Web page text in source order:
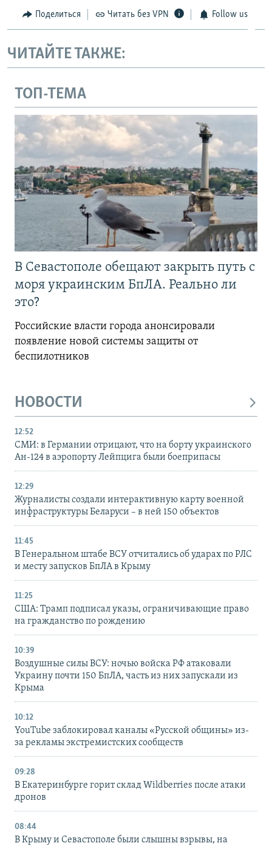
Поделиться Читать без VPN Follow us
ЧИТАЙТЕ ТАКЖЕ:
ТОП-ТЕМА
В Севастополе обещают закрыть путь с
моря украинским БпЛА. Реально ли
это?
Российские власти города анонсировали
появление новой системы защиты от
беспилотников
НОВОСТИ
12:52
СМИ: в Германии отрицают, что на борту украинского
Ан-124 в аэропорту Лейпцига были боеприпасы
12:29
Журналисты создали интерактивную карту военной
инфраструктуры Беларуси – в ней 150 объектов
11:45
В Генеральном штабе ВСУ отчитались об ударах по РЛС
и месту запусков БпЛА в Крыму
11:25
США: Трамп подписал указы, ограничивающие право
на гражданство по рождению
10:39
Воздушные силы ВСУ: ночью войска РФ атаковали
Украину почти 150 БпЛА, часть из них запускали из
Крыма
10:12
YouTube заблокировал каналы «Русской общины» из-
за рекламы экстремистских сообществ
09:28
В Екатеринбурге горит склад Wildberries после атаки
дронов
08:44
В Крыму и Севастополе были слышны взрывы, на